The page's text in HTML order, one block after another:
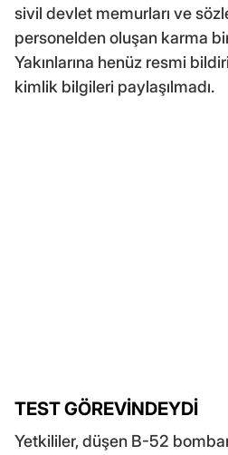
sivil devlet memurları ve
personelden oluşan karma
Yakınlarına henüz resmi
kimlik bilgileri paylaşılmadı.
TEST GÖREVİNDEYDİ
Yetkililer, düşen B-52